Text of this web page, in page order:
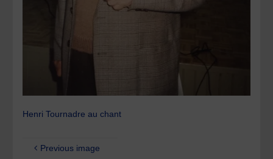
Henri Tournadre au chant
Previous image